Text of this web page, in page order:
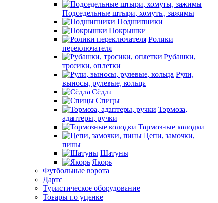
Подседельные штыри, хомуты, зажимы
Подшипники
Покрышки
Ролики
переключателя
Рубашки,
тросики, оплетки
Рули,
выносы, рулевые, кольца
Сёдла
Спицы
Тормоза,
адаптеры, ручки
Тормозные колодки
Цепи, замочки,
пины
Шатуны
Якорь
Футбольные ворота
Дартс
Туристическое оборудование
Товары по уценке